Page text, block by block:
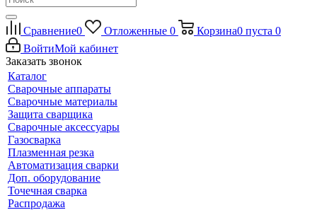
Сравнение0 Отложенные 0 Корзина0 пуста 0
ВойтиМой кабинет
Заказать звонок
Каталог
Сварочные аппараты
Сварочные материалы
Защита сварщика
Сварочные аксессуары
Газосварка
Плазменная резка
Автоматизация сварки
Доп. оборудование
Точечная сварка
Распродажа